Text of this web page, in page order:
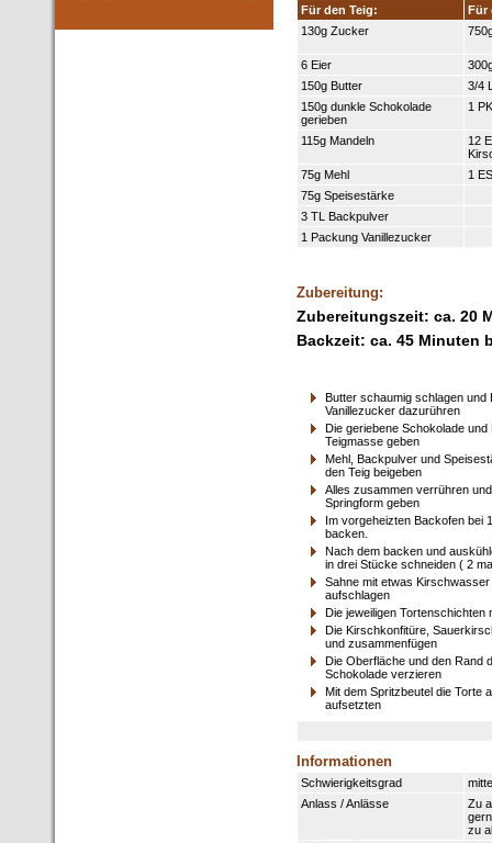
Für den Teig:
Für
130g Zucker
6 Eier
150g Butter
3/4
150g dunkle Schokolade
gerieben
1
115g Mandeln
12
75g Mehl
1
75g Speisestärke
3 TL Backpulver
1 Packung Vanillezucker
Zubereitung:
Zubereitungszeit: ca. 20
Backzeit: ca. 45 Minuten
Butter schaumig schlagen und
Vanillezucker dazurühren
Die geriebene Schokolade und
Teigmasse geben
Mehl, Backpulver und
den Teig beigeben
Alles zusammen verrühren
Springform geben
Im vorgeheizten Backofen bei
backen.
Nach dem backen und
in drei Stücke schneiden ( 2
Sahne mit etwas
aufschlagen
Die jeweiligen
Die Kirschkonfitüre,
und zusammenfügen
Die Oberfläche und den Rand
Schokolade verzieren
Mit dem Spritzbeutel die Torte
aufsetzten
Informationen
Schwierigkeitsgrad
Anlass / Anlässe
Zu
zu